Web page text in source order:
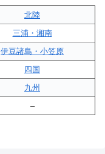
北陸
三浦・湘南
伊豆諸島・小笠原
四国
九州
–